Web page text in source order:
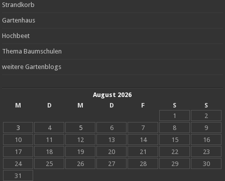
Strandkorb
Gartenhaus
Hochbeet
Thema Baumschulen
weitere Gartenblogs
August 2026
M
D M D F S
S
1
2
3
4 5 6 7 8
9
10
11 12 13 14 15
16
17
18 19 20 21 22
23
24
25 26 27 28 29
30
31